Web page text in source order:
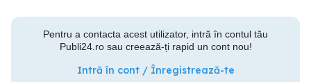
Pentru a contacta acest utilizator, intră în contul tău
Publi24.ro sau creează-ți rapid un cont nou!
Intră în cont / Înregistrează-te